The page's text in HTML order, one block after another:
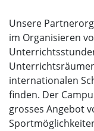
Unsere
im Organisieren
internationalen
finden. Der
grosses Angebot